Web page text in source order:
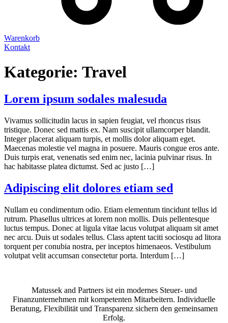
Warenkorb
Kontakt
Kategorie: Travel
Lorem ipsum sodales malesuda
Vivamus sollicitudin lacus in sapien feugiat, vel rhoncus risus
tristique. Donec sed mattis ex. Nam suscipit ullamcorper blandit.
Integer placerat aliquam turpis, et mollis dolor aliquam eget.
Maecenas molestie vel magna in posuere. Mauris congue eros ante.
Duis turpis erat, venenatis sed enim nec, lacinia pulvinar risus. In
hac habitasse platea dictumst. Sed ac justo […]
Adipiscing elit dolores etiam sed
Nullam eu condimentum odio. Etiam elementum tincidunt tellus id
rutrum. Phasellus ultrices at lorem non mollis. Duis pellentesque
luctus tempus. Donec at ligula vitae lacus volutpat aliquam sit amet
nec arcu. Duis ut sodales tellus. Class aptent taciti sociosqu ad litora
torquent per conubia nostra, per inceptos himenaeos. Vestibulum
volutpat velit accumsan consectetur porta. Interdum […]
Matussek and Partners ist ein modernes Steuer- und
Finanzunternehmen mit kompetenten Mitarbeitern. Individuelle
Beratung, Flexibilität und Transparenz sichern den gemeinsamen
Erfolg.